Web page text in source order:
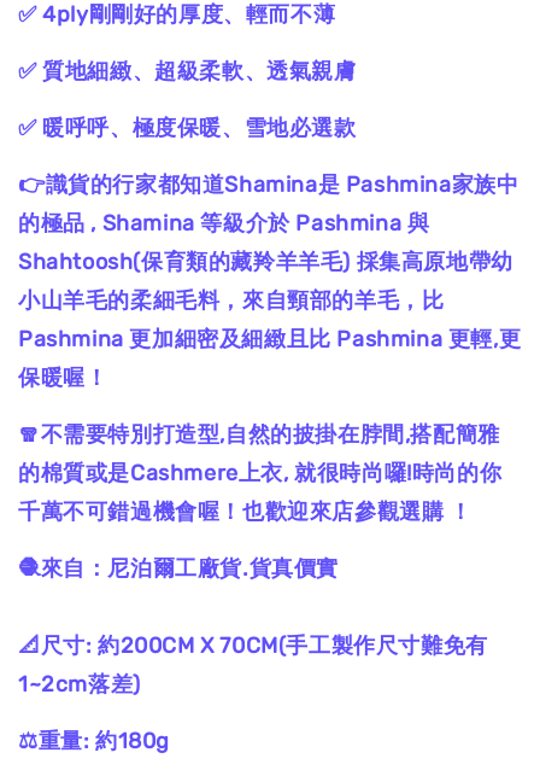
✅ 4ply剛剛好的厚度、輕而不薄
✅ 質地細緻、超級柔軟、透氣親膚
✅ 暖呼呼、極度保暖、雪地必選款
👉識貨的行家都知道Shamina是 Pashmina家族中
的極品 , Shamina 等級介於 Pashmina 與
Shahtoosh(保育類的藏羚羊羊毛) 採集高原地帶幼
小山羊毛的柔細毛料，來自頸部的羊毛，比
Pashmina 更加細密及細緻且比 Pashmina 更輕,更
保暖喔！
🧣不需要特別打造型,自然的披掛在脖間,搭配簡雅
的棉質或是Cashmere上衣, 就很時尚囉!時尚的你
千萬不可錯過機會喔！也歡迎來店參觀選購 ！
🧶來自：尼泊爾工廠貨.貨真價實
📐尺寸: 約200CM X 70CM(手工製作尺寸難免有
1~2cm落差)
⚖️重量: 約180g